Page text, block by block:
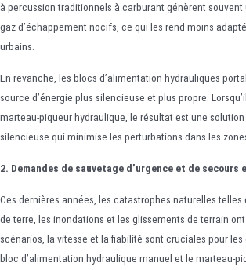
à percussion traditionnels à carburant génèrent
gaz d’échappement nocifs, ce qui les rend moins
urbains.
En revanche, les blocs d’alimentation hydrauliques
source d’énergie plus silencieuse et plus propre.
marteau-piqueur hydraulique, le résultat est une
silencieuse qui minimise les perturbations dans les
2. Demandes de sauvetage d’urgence et de secours
Ces dernières années, les catastrophes naturelles
de terre, les inondations et les glissements de terrain
scénarios, la vitesse et la fiabilité sont cruciales pour les
bloc d’alimentation hydraulique manuel et le marteau-